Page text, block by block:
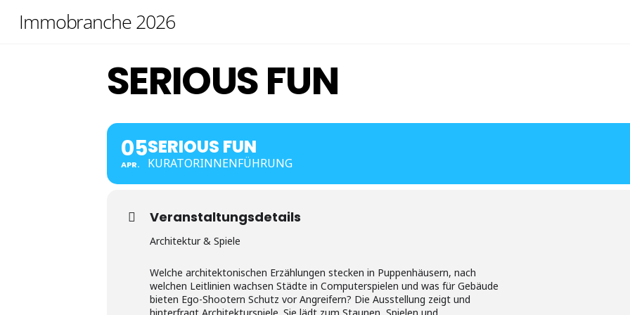
Immobranche 2026
SERIOUS FUN
05
APR.
SERIOUS FUN
KURATORINNENFÜHRUNG
Veranstaltungsdetails
Architektur & Spiele
Welche architektonischen Erzählungen stecken in Puppenhäusern, nach
welchen Leitlinien wachsen Städte in Computerspielen und was für Gebäude
bieten Ego-Shootern Schutz vor Angreifern? Die Ausstellung zeigt und